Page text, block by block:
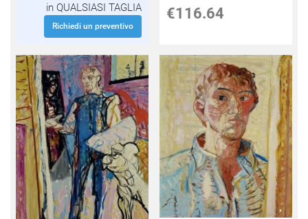
in QUALSIASI TAGLIA
Richiedi un preventivo
€116.64